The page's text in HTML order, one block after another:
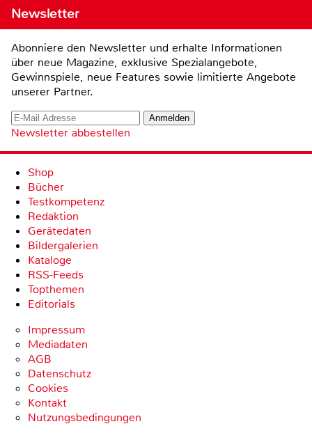
Newsletter
Abonniere den Newsletter und erhalte Informationen
über neue Magazine, exklusive Spezialangebote,
Gewinnspiele, neue Features sowie limitierte Angebote
unserer Partner.
Newsletter abbestellen
Shop
Bücher
Testkompetenz
Redaktion
Gerätedaten
Bildergalerien
Kataloge
RSS-Feeds
Topthemen
Editorials
Impressum
Mediadaten
AGB
Datenschutz
Cookies
Kontakt
Nutzungsbedingungen